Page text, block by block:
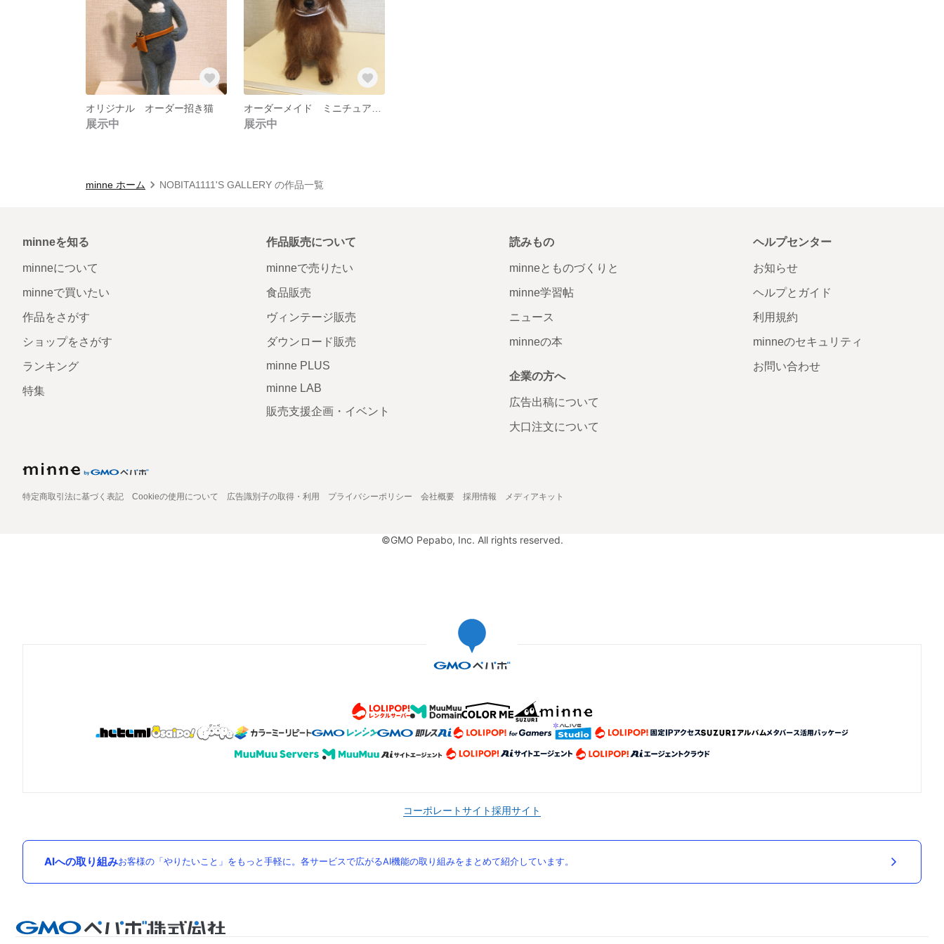
オリジナル オーダー招き猫
展示中 展示中
minne ホーム NOBITA1111'S GALLERY の作品一覧
minneを知る
minneについて
minneで買いたい
作品をさがす
ショップをさがす
ランキング
特集
作品販売について
minneで売りたい
食品販売
ヴィンテージ販売
ダウンロード販売
minne PLUS
minne LAB
販売支援企画・イベント
読みもの
minneとものづくりと
minne学習帖
ニュース
minneの本
企業の方へ
広告出稿について
大口注文について
ヘルプセンター
お知らせ
ヘルプとガイド
利用規約
minneのセキュリティ
お問い合わせ
特定商取引法に基づく表記 Cookieの使用について 広告識別子の取得・利用 プライバシーポリシー 会社概要 採用情報 メディアキット
©GMO Pepabo, Inc. All rights reserved.
コーポレートサイト採用サイト
AIへの取り組みお客様の「やりたいこと」をもっと手軽に。各サービスで広がるAI機能の取り組みをまとめて紹介しています。